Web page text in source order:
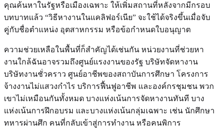
คุณค้นหาในรัฐหรือเมืองเฉพาะ ให้เพิ่มสถานที่หลังจากมีกรอบ
บทบาทแล้ว “วิธีหางานในแคลิฟอร์เนีย” จะใช้ได้จริงขึ้นเมื่อจับ
คู่กับชื่อตำแหน่ง อุตสาหกรรม หรือข้อกำหนดใบอนุญาต
ความช่วยเหลือในพื้นที่ก็สำคัญได้เช่นกัน หน่วยงานที่ช่วยหา
งานใกล้ฉันอาจรวมถึงศูนย์แรงงานของรัฐ บริษัทจัดหางาน
บริษัทงานชั่วคราว ศูนย์อาชีพของสถาบันการศึกษา โครงการ
จ้างงานไม่แสวงกำไร บริการฟื้นฟูอาชีพ และองค์กรชุมชน พวก
เขาไม่เหมือนกันทั้งหมด บางแห่งเน้นการจัดหางานทันที บาง
แห่งเน้นการฝึกอบรม และบางแห่งเน้นกลุ่มเฉพาะ เช่น นักศึกษา
ทหารผ่านศึก คนที่กลับเข้าสู่การทำงาน หรือคนพิการ